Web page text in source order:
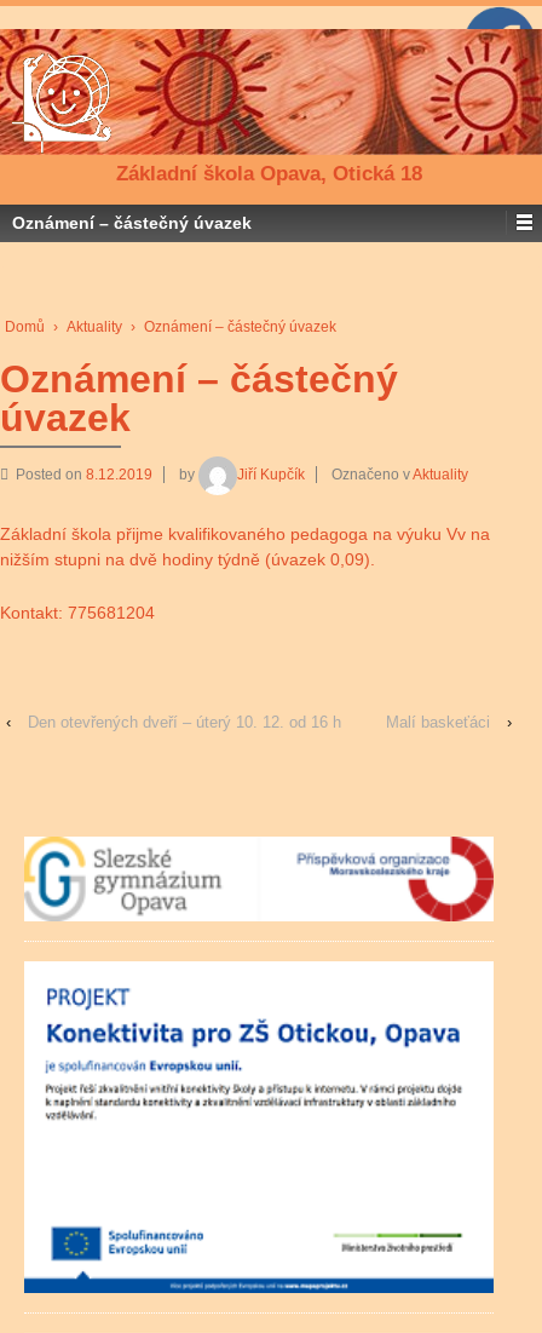
Základní škola Opava, Otická 18
Oznámení – částečný úvazek
Domů › Aktuality › Oznámení – částečný úvazek
Oznámení – částečný
úvazek
Posted on 8.12.2019 by Jiří Kupčík Označeno vAktuality
Základní škola přijme kvalifikovaného pedagoga na výuku Vv na
nižším stupni na dvě hodiny týdně (úvazek 0,09).
Kontakt: 775681204
‹ Den otevřených dveří – úterý 10. 12. od 16 h Malí baskeťáci ›